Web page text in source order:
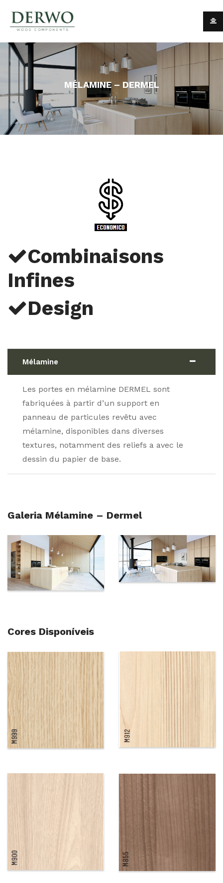
MÉLAMINE – DERMEL
Combinaisons
Infines
Design
Mélamine
Les portes en mélamine DERMEL sont
fabriquées à partir d’un support en
panneau de particules revêtu avec
mélamine, disponibles dans diverses
textures, notamment des reliefs a avec le
dessin du papier de base.
Galeria Mélamine – Dermel
Cores Disponíveis